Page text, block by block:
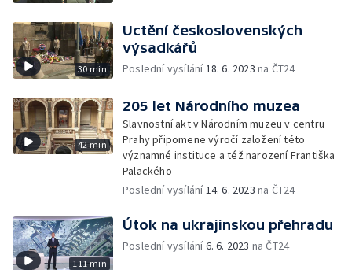
30 min
Uctění československých
výsadkářů
Poslední vysílání18. 6. 2023 na ČT24
42 min
205 let Národního muzea
Slavnostní akt v Národním muzeu v centru
Prahy připomene výročí založení této
významné instituce a též narození Františka
Palackého
Poslední vysílání14. 6. 2023 na ČT24
111 min
Útok na ukrajinskou přehradu
Poslední vysílání6. 6. 2023 na ČT24